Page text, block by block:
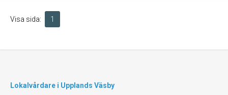
Visa sida: 1
Lokalvårdare i Upplands Väsby